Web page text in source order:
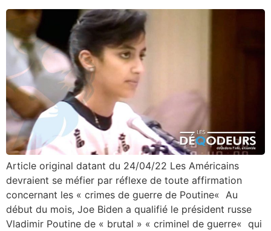
Article original datant du 24/04/22 Les Américains
devraient se méfier par réflexe de toute affirmation
concernant les « crimes de guerre de Poutine« Au
début du mois, Joe Biden a qualifié le président russe
Vladimir Poutine de « brutal » « criminel de guerre« qui